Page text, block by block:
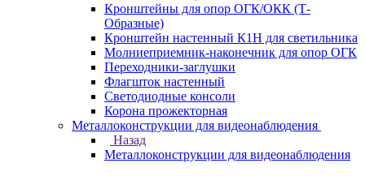
Кронштейны для опор ОГК/ОКК (Т-
Образные)
Кронштейн настенный К1Н для светильника
Молниеприемник-наконечник для опор ОГК
Переходники-заглушки
Флагшток настенный
Светодиодные консоли
Корона прожекторная
Металлоконструкции для видеонаблюдения
Назад
Металлоконструкции для видеонаблюдения